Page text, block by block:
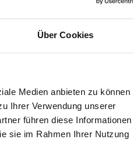
Über Cookies
Medien anbieten zu können
Ihrer Verwendung unserer
führen diese Informationen
sie im Rahmen Ihrer Nutzung